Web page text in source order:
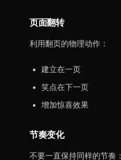
页面翻转
利用翻页的物理动作：
建立在一页
笑点在下一页
增加惊喜效果
节奏变化
不要一直保持同样的节奏：